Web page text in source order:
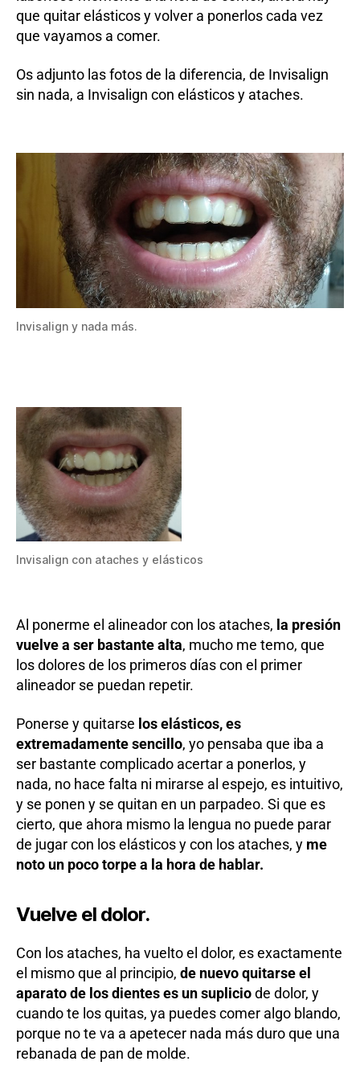
que quitar elásticos y volver a ponerlos cada vez
que vayamos a comer.
Os adjunto las fotos de la diferencia, de Invisalign
sin nada, a Invisalign con elásticos y ataches.
Invisalign y nada más.
Invisalign con ataches y elásticos
Al ponerme el alineador con los ataches, la presión
vuelve a ser bastante alta, mucho me temo, que
los dolores de los primeros días con el primer
alineador se puedan repetir.
Ponerse y quitarse los elásticos, es
extremadamente sencillo, yo pensaba que iba a
ser bastante complicado acertar a ponerlos, y
nada, no hace falta ni mirarse al espejo, es intuitivo,
y se ponen y se quitan en un parpadeo. Si que es
cierto, que ahora mismo la lengua no puede parar
de jugar con los elásticos y con los ataches, y me
noto un poco torpe a la hora de hablar.
Vuelve el dolor.
Con los ataches, ha vuelto el dolor, es exactamente
el mismo que al principio, de nuevo quitarse el
aparato de los dientes es un supliciode dolor, y
cuando te los quitas, ya puedes comer algo blando,
porque no te va a apetecer nada más duro que una
rebanada de pan de molde.